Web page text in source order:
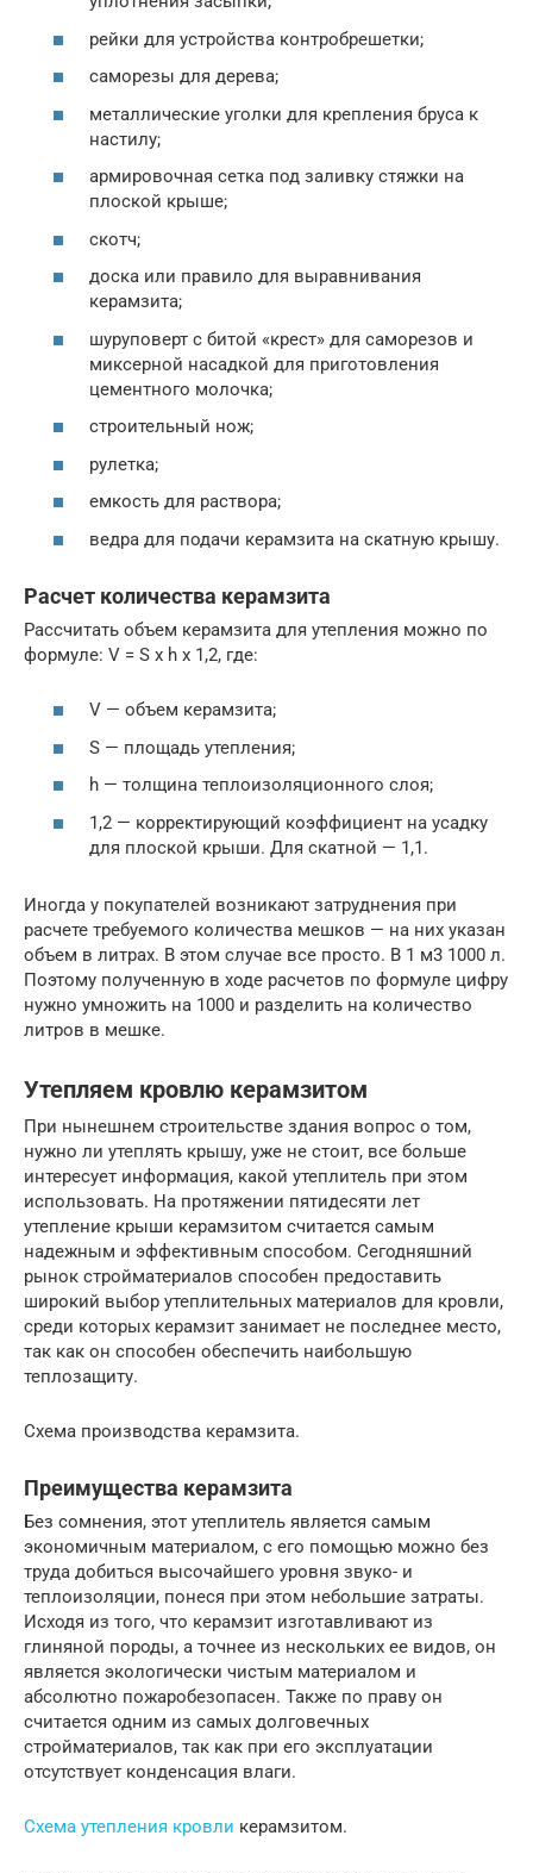
рейки для устройства контробрешетки;
саморезы для дерева;
металлические уголки для крепления бруса к
настилу;
армировочная сетка под заливку стяжки на
плоской крыше;
скотч;
доска или правило для выравнивания
керамзита;
шуруповерт с битой «крест» для саморезов и
миксерной насадкой для приготовления
цементного молочка;
строительный нож;
рулетка;
емкость для раствора;
ведра для подачи керамзита на скатную крышу.
Расчет количества керамзита
Рассчитать объем керамзита для утепления можно по
формуле: V = S х h х 1,2, где:
V — объем керамзита;
S — площадь утепления;
h — толщина теплоизоляционного слоя;
1,2 — корректирующий коэффициент на усадку
для плоской крыши. Для скатной — 1,1.
Иногда у покупателей возникают затруднения при
расчете требуемого количества мешков — на них указан
объем в литрах. В этом случае все просто. В 1 м3 1000 л.
Поэтому полученную в ходе расчетов по формуле цифру
нужно умножить на 1000 и разделить на количество
литров в мешке.
Утепляем кровлю керамзитом
При нынешнем строительстве здания вопрос о том,
нужно ли утеплять крышу, уже не стоит, все больше
интересует информация, какой утеплитель при этом
использовать. На протяжении пятидесяти лет
утепление крыши керамзитом считается самым
надежным и эффективным способом. Сегодняшний
рынок стройматериалов способен предоставить
широкий выбор утеплительных материалов для кровли,
среди которых керамзит занимает не последнее место,
так как он способен обеспечить наибольшую
теплозащиту.
Схема производства керамзита.
Преимущества керамзита
Без сомнения, этот утеплитель является самым
экономичным материалом, с его помощью можно без
труда добиться высочайшего уровня звуко- и
теплоизоляции, понеся при этом небольшие затраты.
Исходя из того, что керамзит изготавливают из
глиняной породы, а точнее из нескольких ее видов, он
является экологически чистым материалом и
абсолютно пожаробезопасен. Также по праву он
считается одним из самых долговечных
стройматериалов, так как при его эксплуатации
отсутствует конденсация влаги.
Схема утепления кровли керамзитом.